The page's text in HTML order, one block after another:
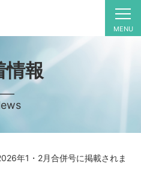
MENU
情報
年1・2月合併号に掲載されま